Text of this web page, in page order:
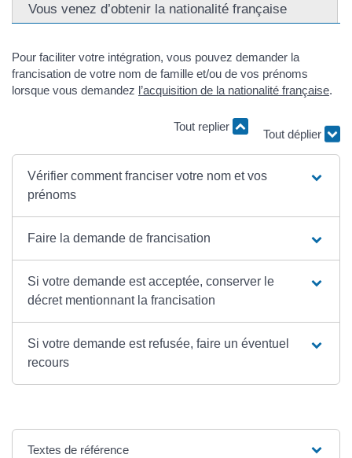
Vous venez d’obtenir la nationalité française
Pour faciliter votre intégration, vous pouvez demander la
francisation de votre nom de famille et/ou de vos prénoms
lorsque vous demandez l’acquisition de la nationalité française.
Tout replier Tout déplier
Vérifier comment franciser votre nom et vos
prénoms
Faire la demande de francisation
Si votre demande est acceptée, conserver le
décret mentionnant la francisation
Si votre demande est refusée, faire un éventuel
recours
Textes de référence